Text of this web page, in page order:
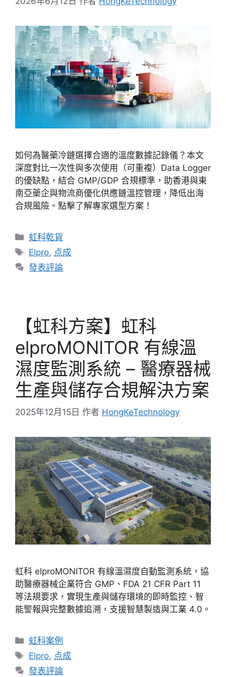
如何為醫藥冷鏈選擇合適的溫度數據記錄儀？本文
深度對比一次性與多次使用（可重複）Data Logger
的優缺點，結合 GMP/GDP 合規標準，助香港與東
南亞藥企與物流商優化供應鏈溫控管理，降低出海
合規風險。點擊了解專家選型方案！
虹科乾貨
Elpro, 点成
發表評論
【虹科方案】虹科
elproMONITOR 有線溫
濕度監測系統 – 醫療器械
生產與儲存合規解決方案
2025年12月15日 作者 HongKeTechnology
虹科 elproMONITOR 有線溫濕度自動監測系統，協
助醫療器械企業符合 GMP、FDA 21 CFR Part 11
等法規要求，實現生產與儲存環境的即時監控、智
能警報與完整數據追溯，支援智慧製造與工業 4.0。
虹科案例
Elpro, 点成
發表評論